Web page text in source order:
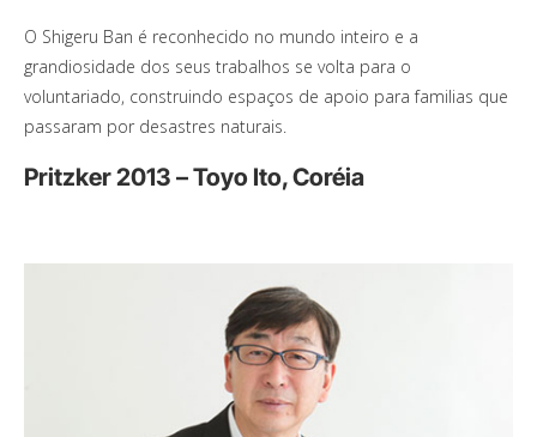
O Shigeru Ban é reconhecido no mundo inteiro e a
grandiosidade dos seus trabalhos se volta para o
voluntariado, construindo espaços de apoio para familias que
passaram por desastres naturais.
Pritzker 2013 – Toyo Ito, Coréia